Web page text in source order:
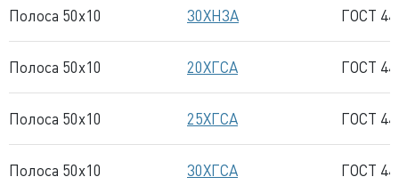
Полоса 50x10 30ХН3А ГОСТ
Полоса 50x10 20ХГСА ГОСТ
Полоса 50x10 25ХГСА ГОСТ
Полоса 50x10 30ХГСА ГОСТ